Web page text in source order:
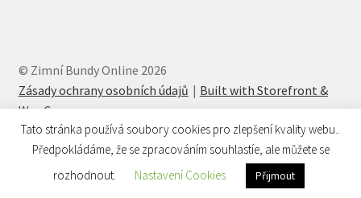
© Zimní Bundy Online 2026
Zásady ochrany osobních údajů
Built with Storefront &
WooCommerce.
Tato stránka používá soubory cookies pro zlepšení kvality webu..
Předpokládáme, že se zpracováním souhlastíe, ale můžete se
rozhodnout.
Nastavení Cookies Přijmout